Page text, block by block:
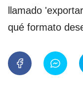
llamado
qué formato